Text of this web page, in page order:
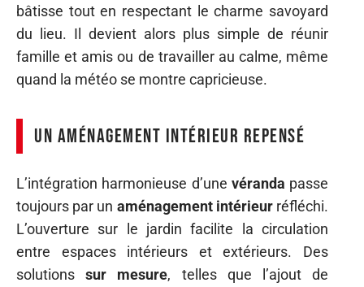
bâtisse tout en respectant le charme savoyard
du lieu. Il devient alors plus simple de réunir
famille et amis ou de travailler au calme, même
quand la météo se montre capricieuse.
Un aménagement intérieur repensé
L’intégration harmonieuse d’une véranda passe
toujours par un aménagement intérieurréfléchi.
L’ouverture sur le jardin facilite la circulation
entre espaces intérieurs et extérieurs. Des
solutionssur mesure, telles que l’ajout de